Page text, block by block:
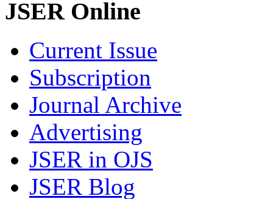
JSER Online
Current Issue
Subscription
Journal Archive
Advertising
JSER in OJS
JSER Blog